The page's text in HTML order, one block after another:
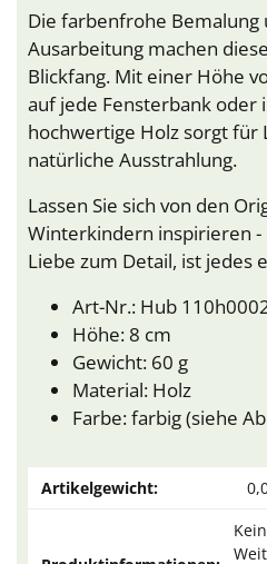
Die farbenfrohe Bemalung
Ausarbeitung machen
Blickfang. Mit einer Höhe
auf jede Fensterbank oder
hochwertige Holz sorgt für
natürliche Ausstrahlung.
Lassen Sie sich von den
Winterkindern inspirieren
Liebe zum Detail, ist jedes
Art-Nr.: Hub
Höhe: 8 cm
Gewicht: 60 g
Material: Holz
Farbe: farbig (siehe
Artikelgewicht: